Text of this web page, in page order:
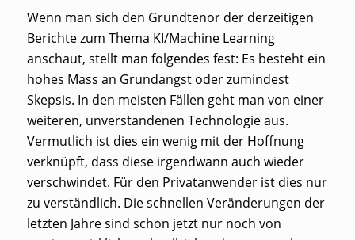
Wenn man sich den Grundtenor der derzeitigen
Berichte zum Thema KI/Machine Learning
anschaut, stellt man folgendes fest: Es besteht ein
hohes Mass an Grundangstoder zumindest
Skepsis. In den meisten Fällen geht man von einer
weiteren, unverstandenen Technologie aus.
Vermutlich ist dies ein wenig mit der Hoffnung
verknüpft, dass diese irgendwann auch wieder
verschwindet. Für den Privatanwender ist dies nur
zu verständlich. Die schnellen Veränderungen der
letzten Jahre sind schon jetzt nur noch von